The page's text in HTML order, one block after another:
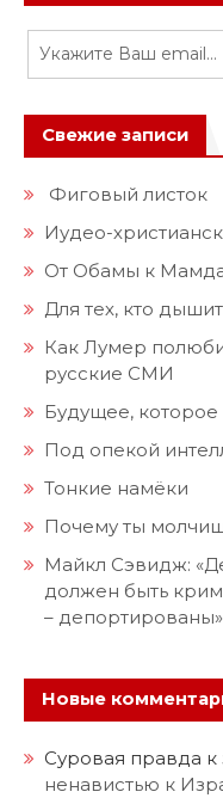
Свежие записи
Фиговый листок
Иудео-
От Обамы к
Для тех, кто
Как Лумер
русские СМИ
Будущее,
Под опекой
Тонкие намёки
Почему ты
Майкл Сэвидж:
должен быть
– депортированы»
Новые
Суровая правда к
ненавистью к